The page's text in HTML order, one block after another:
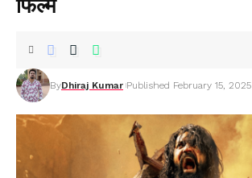
फिल्म
ByDhiraj Kumar Published February 15, 2025